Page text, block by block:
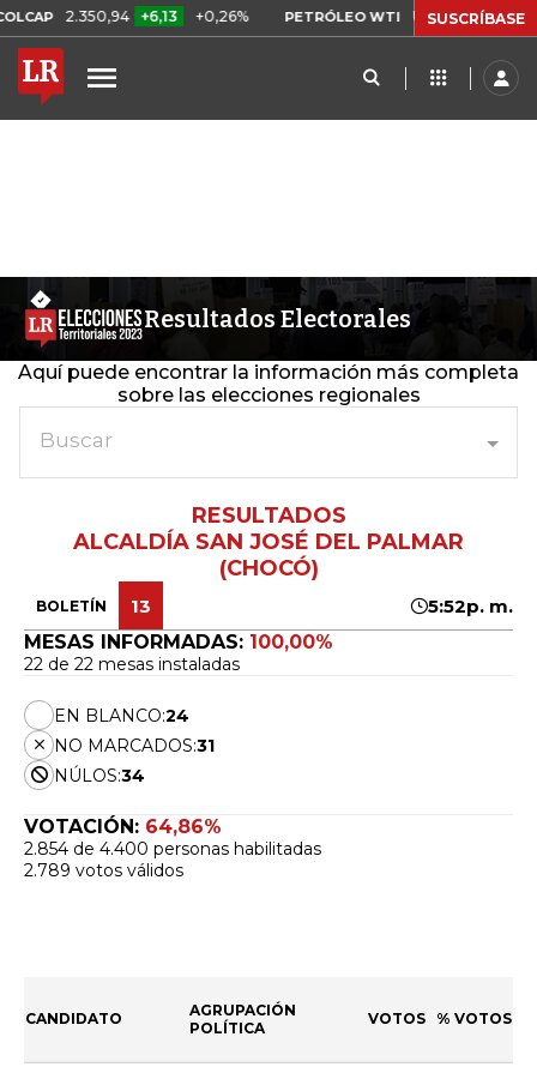
2.350,94 +6,13 +0,26% PETRÓLEO WTI US$ 78,01 US$
SUSCRÍBASE
Resultados Electorales
Aquí puede encontrar la información más completa
sobre las elecciones regionales
Buscar
RESULTADOS
ALCALDÍA SAN JOSÉ DEL PALMAR
(CHOCÓ)
BOLETÍN 13
5:52p. m.
MESAS INFORMADAS: 100,00%
22 de 22 mesas instaladas
EN BLANCO:24
NO MARCADOS:31
NÚLOS:34
VOTACIÓN: 64,86%
2.854 de 4.400 personas habilitadas
2.789 votos válidos
CANDIDATO
AGRUPACIÓN
POLÍTICA
VOTOS % VOTOS